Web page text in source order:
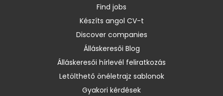
Find jobs
Készíts angol CV-t
Discover companies
Álláskeresői Blog
Álláskeresői hírlevél feliratkozás
Letölthető önéletrajz sablonok
Gyakori kérdések